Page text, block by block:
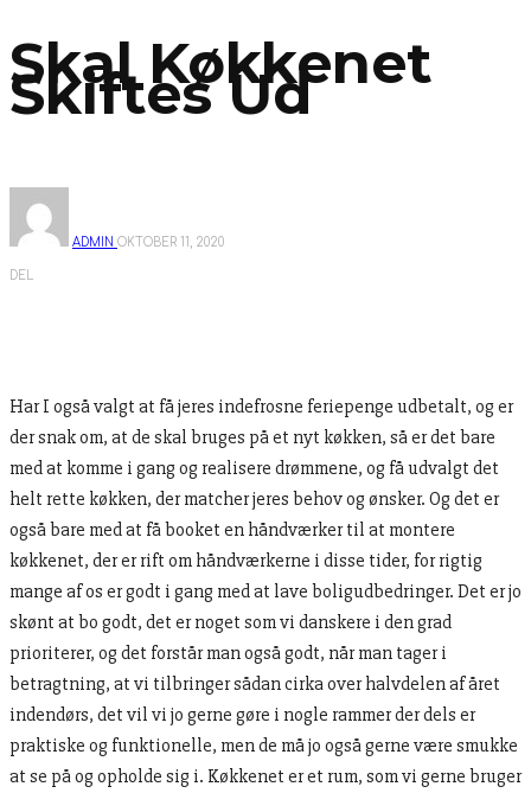
Skal Køkkenet
Skiftes Ud
ADMIN OKTOBER 11, 2020
DEL
Har I også valgt at få jeres indefrosne feriepenge udbetalt, og er
der snak om, at de skal bruges på et nyt køkken, så er det bare
med at komme i gang og realisere drømmene, og få udvalgt det
helt rette køkken, der matcher jeres behov og ønsker. Og det er
også bare med at få booket en håndværker til at montere
køkkenet, der er rift om håndværkerne i disse tider, for rigtig
mange af os er godt i gang med at lave boligudbedringer. Det er jo
skønt at bo godt, det er noget som vi danskere i den grad
prioriterer, og det forstår man også godt, når man tager i
betragtning, at vi tilbringer sådan cirka over halvdelen af året
indendørs, det vil vi jo gerne gøre i nogle rammer der dels er
praktiske og funktionelle, men de må jo også gerne være smukke
at se på og opholde sig i. Køkkenet er et rum, som vi gerne bruger